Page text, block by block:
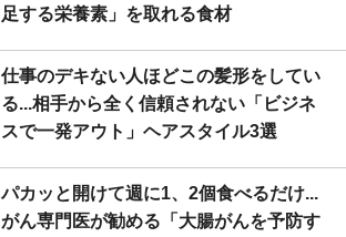
足する栄養素」を取れる食材
仕事のデキない人ほどこの髪形をしてい
る...相手から全く信頼されない「ビジネ
スで一発アウト」ヘアスタイル3選
パカッと開けて週に1、2個食べるだけ...
がん専門医が勧める「大腸がんを予防す